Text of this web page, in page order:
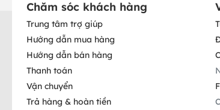
Chăm sóc khách hàng
Trung tâm trợ giúp
Hướng dẫn mua hàng
Hướng dẫn bán hàng
Thanh toán
Vận chuyển
Trả hàng & hoàn tiền